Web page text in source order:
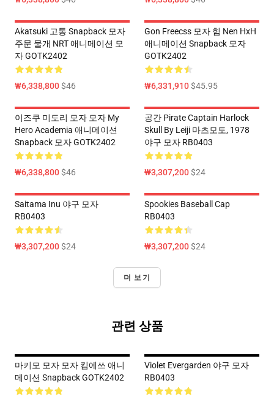
Akatsuki 고통 Snapback 모자
주문 물개 NRT 애니메이션 모
자 GOTK2402
₩6,338,800$46
Gon Freecss 모자 힘 Nen HxH
애니메이션 Snapback 모자
GOTK2402
₩6,331,910$45.95
이즈쿠 미도리 모자 모자 My
Hero Academia 애니메이션
Snapback 모자 GOTK2402
₩6,338,800$46
공간 Pirate Captain Harlock
Skull By Leiji 마츠모토, 1978
야구 모자 RB0403
₩3,307,200$24
Saitama Inu 야구 모자
RB0403
₩3,307,200$24
Spookies Baseball Cap
RB0403
₩3,307,200$24
더 보기
관련 상품
마키모 모자 모자 킴에쓰 애니
메이션 Snapback GOTK2402
Violet Evergarden 야구 모자
RB0403